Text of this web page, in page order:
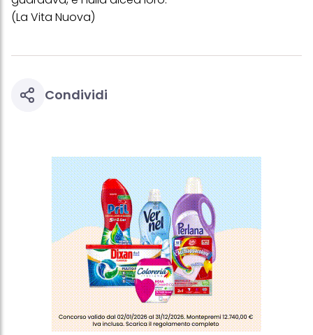
(La Vita Nuova)
Condividi
questo sito web.